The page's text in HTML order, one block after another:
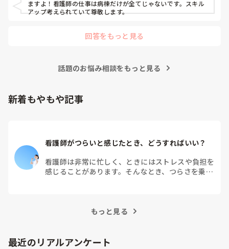
急変の後はどうしても「あの時こうしていたら」と考えてしま
うと思います。一人で抱え込まず、周りの方ともお話ししてく
ますよ！看護師の仕事は病棟だけが全てじゃないです。スキル
アップ考えられていて尊敬します。
回答をもっと見る
話題のお悩み相談をもっと見る
新着もやもや記事
看護師がつらいと感じたとき、どうすればいい？
看護師は非常に忙しく、ときにはストレスや負担を
感じることがあります。そんなとき、つらさを乗り
もっと見る
最近のリアルアンケート